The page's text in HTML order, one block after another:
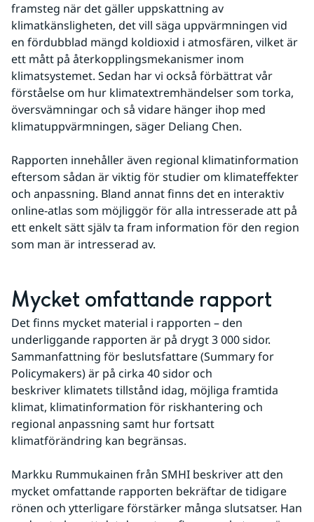
framsteg när det gäller uppskattning av
klimatkänsligheten, det vill säga uppvärmningen vid
en fördubblad mängd koldioxid i atmosfären, vilket är
ett mått på återkopplingsmekanismer inom
klimatsystemet. Sedan har vi också förbättrat vår
förståelse om hur klimatextremhändelser som torka,
översvämningar och så vidare hänger ihop med
klimatuppvärmningen, säger Deliang Chen.
Rapporten innehåller även regional klimatinformation
eftersom sådan är viktig för studier om klimateffekter
och anpassning. Bland annat finns det en interaktiv
online-atlas som möjliggör för alla intresserade att på
ett enkelt sätt själv ta fram information för den region
som man är intresserad av.
Mycket omfattande rapport
Det finns mycket material i rapporten – den
underliggande rapporten är på drygt 3 000 sidor.
Sammanfattning för beslutsfattare (Summary for
Policymakers) är på cirka 40 sidor och
beskriver klimatets tillstånd idag, möjliga framtida
klimat, klimatinformation för riskhantering och
regional anpassning samt hur fortsatt
klimatförändring kan begränsas.
Markku Rummukainen från SMHI beskriver att den
mycket omfattande rapporten bekräftar de tidigare
rönen och ytterligare förstärker många slutsatser. Han